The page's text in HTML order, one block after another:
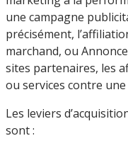
une campagne
précisément,
marchand, ou
sites partenaires, les
ou services contre
Les leviers
sont :